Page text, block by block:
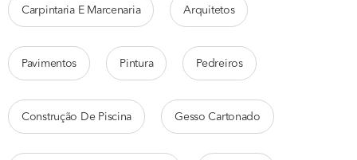
Carpintaria E Marcenaria Arquitetos
Pavimentos Pintura Pedreiros
Construção De Piscina Gesso Cartonado